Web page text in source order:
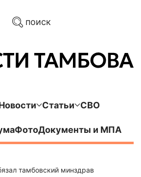
поиск
Статьи СВО
ФотоДокументы и МПА
тамбовский минздрав